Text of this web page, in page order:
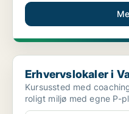
Erhvervslokaler i Valby
Erhvervslokaler i
Kursussted med
roligt miljø med egne P-